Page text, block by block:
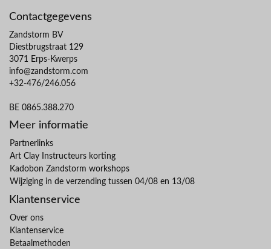
Contactgegevens
Zandstorm BV
Diestbrugstraat 129
3071 Erps-Kwerps
info@zandstorm.com
+32-476/246.056
BE 0865.388.270
Meer informatie
Partnerlinks
Art Clay Instructeurs korting
Kadobon Zandstorm workshops
Wijziging in de verzending tussen 04/08 en 13/08
Klantenservice
Over ons
Klantenservice
Betaalmethoden